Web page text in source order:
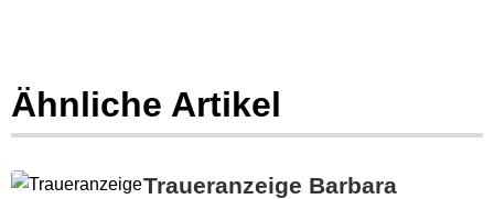
Ähnliche Artikel
Traueranzeige Barbara